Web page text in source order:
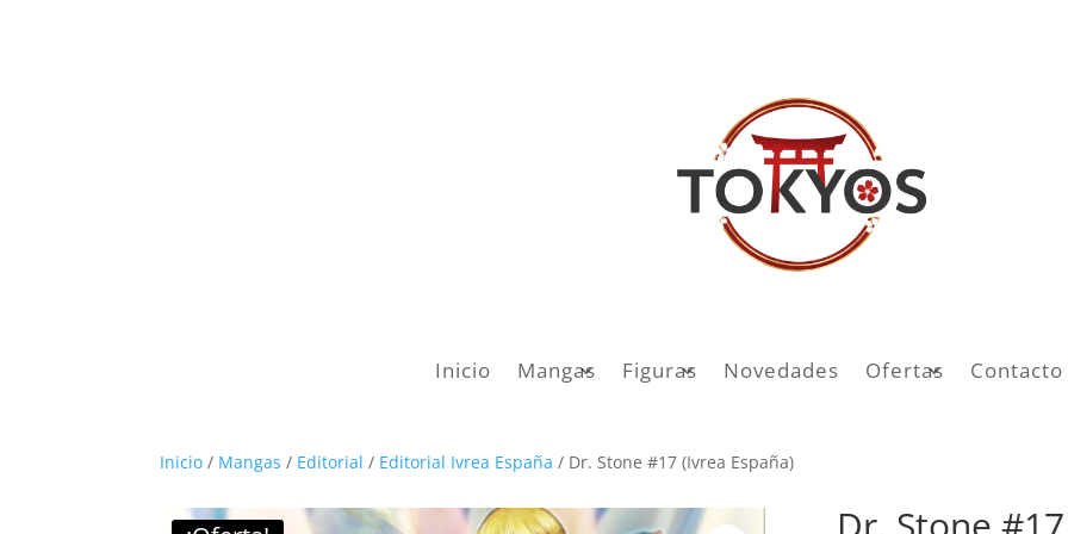
Inicio Mangas Figuras Novedades Ofertas Contacto
Inicio / Mangas / Editorial / Editorial Ivrea España / Dr. Stone #17 (Ivrea España)